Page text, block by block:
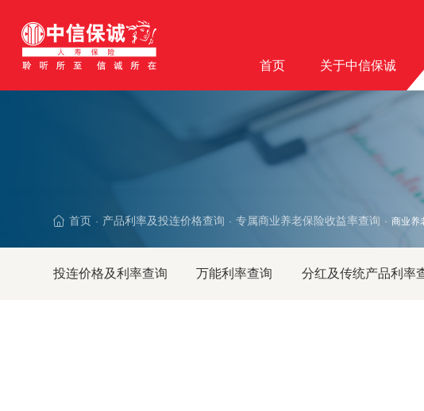
首页 关于中信保诚
首页 · 产品利率及投连价格查询 · 专属商业养老保险收益率查询 · 商业养
投连价格及利率查询 万能利率查询 分红及传统产品利率